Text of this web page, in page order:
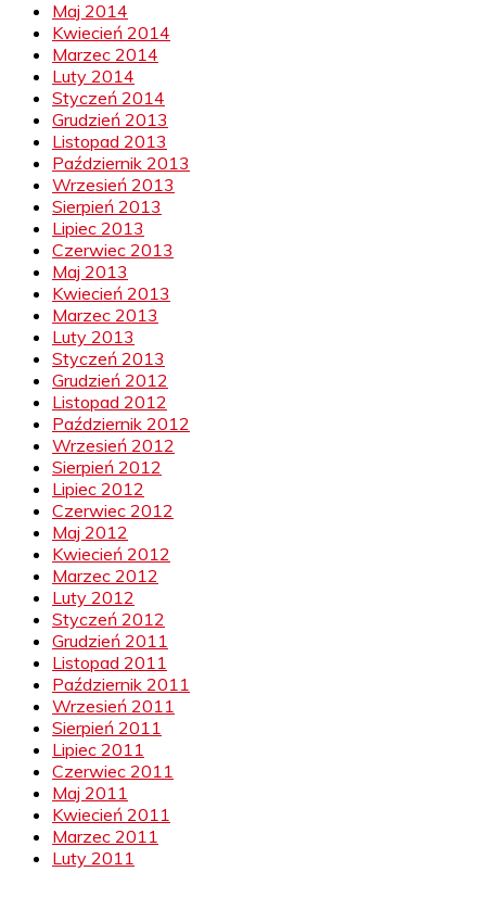
Maj 2014
Kwiecień 2014
Marzec 2014
Luty 2014
Styczeń 2014
Grudzień 2013
Listopad 2013
Październik 2013
Wrzesień 2013
Sierpień 2013
Lipiec 2013
Czerwiec 2013
Maj 2013
Kwiecień 2013
Marzec 2013
Luty 2013
Styczeń 2013
Grudzień 2012
Listopad 2012
Październik 2012
Wrzesień 2012
Sierpień 2012
Lipiec 2012
Czerwiec 2012
Maj 2012
Kwiecień 2012
Marzec 2012
Luty 2012
Styczeń 2012
Grudzień 2011
Listopad 2011
Październik 2011
Wrzesień 2011
Sierpień 2011
Lipiec 2011
Czerwiec 2011
Maj 2011
Kwiecień 2011
Marzec 2011
Luty 2011